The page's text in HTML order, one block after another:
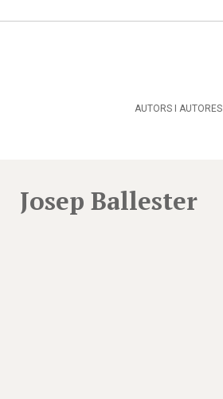
AUTORS I AUTORES
Josep Ballester